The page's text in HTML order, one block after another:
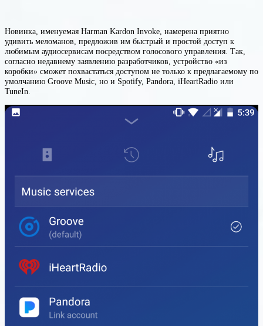
Новинка, именуемая Harman Kardon Invoke, намерена приятно
удивить меломанов, предложив им быстрый и простой доступ к
любимым аудиосервисам посредством голосового управления. Так,
согласно недавнему заявлению разработчиков, устройство «из
коробки» сможет похвастаться доступом не только к предлагаемому по
умолчанию Groove Music, но и Spotify, Pandora, iHeartRadio или
TuneIn.